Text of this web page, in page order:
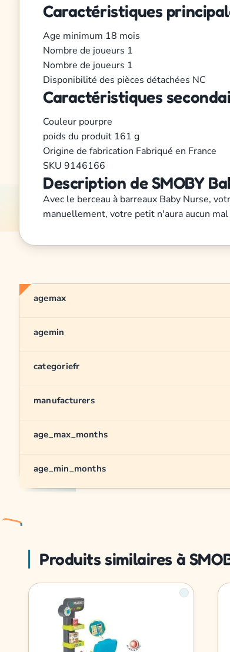
Caractéristiques
Age minimum 18 mois
Nombre de joueurs 1
Nombre de joueurs 1
Disponibilité des pièces détachées NC
Caractéristiques
Couleur pourpre
poids du produit 161 g
Origine de fabrication Fabriqué en France
SKU 9146166
Description de SMOBY
Avec le berceau à barreaux Baby Nurse,
manuellement, votre petit n'aura aucun
agemax
agemin
categoriefr
manufacturers
age_max_months
age_min_months
Produits similaires à